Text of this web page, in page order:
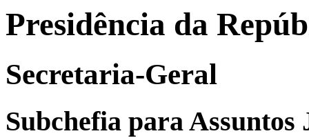
Presidência da
Secretaria-Geral
Subchefia para Assuntos